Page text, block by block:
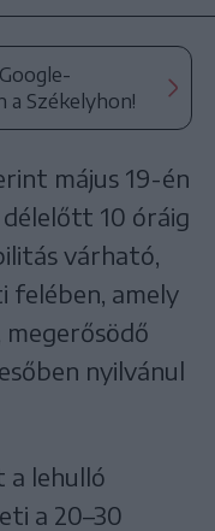
a Székelyhon!
május 19-én
10 óráig
várható,
felében, amely
nyilvánul
a lehulló
a 20–30